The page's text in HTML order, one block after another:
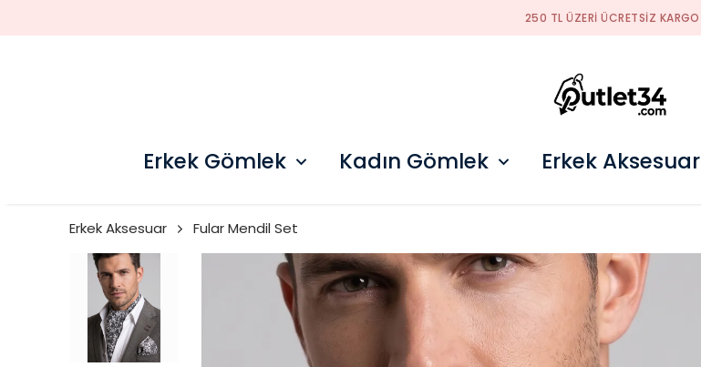
250 TL ÜZERI ÜCRETSIZ KARGO
Erkek Gömlek Kadın Gömlek Erkek Aksesuar
Erkek Aksesuar Fular Mendil Set